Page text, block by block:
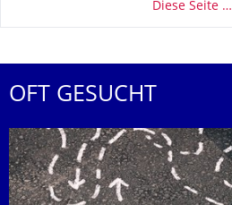
Diese Seite …
OFT GESUCHT